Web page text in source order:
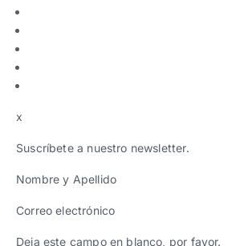
x
Suscríbete a nuestro newsletter.
Nombre y Apellido
Correo electrónico
Deja este campo en blanco, por favor.